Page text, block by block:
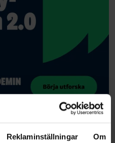
Reklaminställningar Om